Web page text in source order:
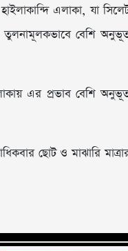
এলাকা, যা
তুলনামূলকভাবে বেশি
এর প্রভাব বেশি
ছোট ও মাঝারি